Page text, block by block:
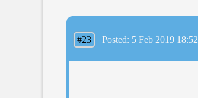
#23 Posted: 5 Feb 2019 18:52